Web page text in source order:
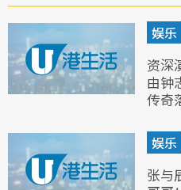
娱乐
资深
由钟
传奇
娱乐
张与